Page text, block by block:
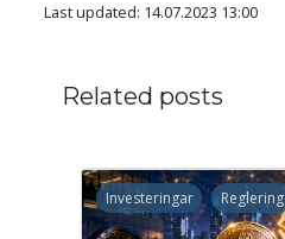
Last updated: 14.07.2023 13:00
Related posts
Investeringar Reglering